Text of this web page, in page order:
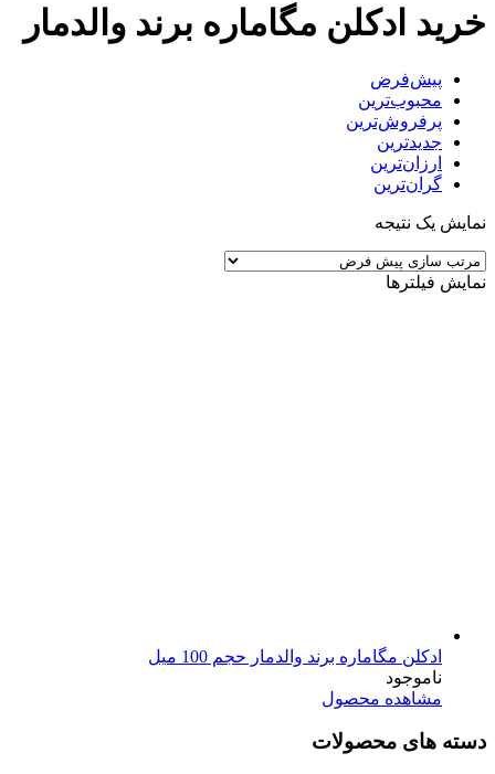
خرید ادکلن مگاماره برند والدمار
پیش‌فرض
محبوب‌ترین
پرفروش‌ترین
جدیدترین
ارزان‌ترین
گران‌ترین
نمایش یک نتیجه
نمایش فیلترها
ادکلن مگاماره برند والدمار حجم 100 میل
ناموجود
مشاهده محصول
دسته های محصولات